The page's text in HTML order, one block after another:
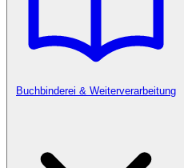
Buchbinderei & Weiterverarbeitung